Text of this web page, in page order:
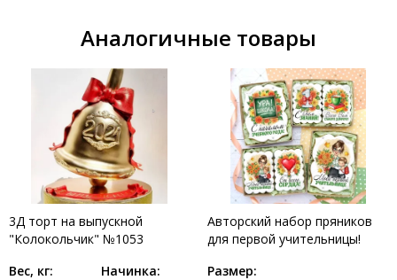
Аналогичные товары
3Д торт на выпускной
"Колокольчик" №1053
Вес, кг:
Начинка:
Авторский набор пряников
для первой учительницы!
Размер: